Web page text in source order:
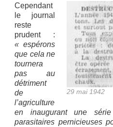
29 mai 1942
Cependant
le journal
reste
prudent :
« espérons
que cela ne
tournera
pas au
détriment
de
l’agriculture
en inaugurant une
parasitaires pernicieuses